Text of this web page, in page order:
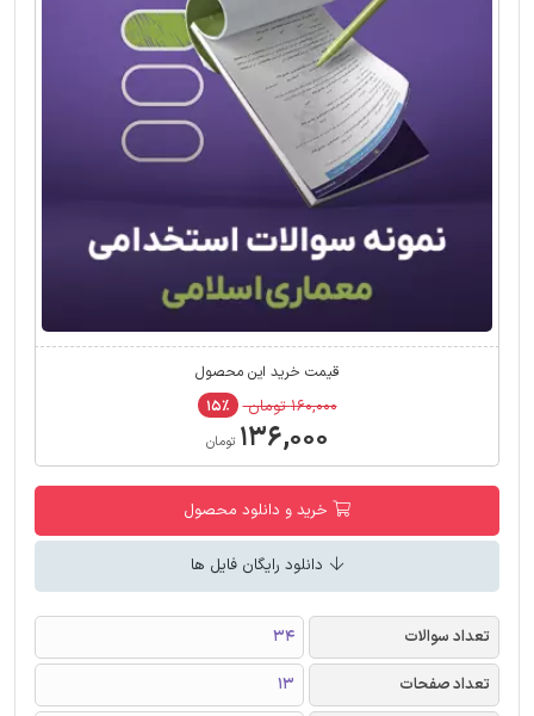
قیمت خرید این محصول
۱۶۰,۰۰۰ تومان ۱۵٪
۱۳۶,۰۰۰ تومان
خرید و دانلود محصول
دانلود رایگان فایل ها
تعداد سوالات
34
تعداد صفحات
13